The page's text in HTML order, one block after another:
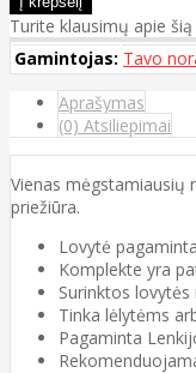
Turite klausimų apie šią
Gamintojas: Tavo
Aprašymas
(0) Atsiliepimai
Vienas mėgstamiausių
priežiūra.
Lovytė
Komplekte yra
Surinktos
Tinka lėlytėms
Pagaminta